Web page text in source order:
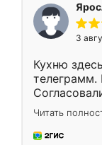
3
Кухню
телеграмм.
недели
довольны
мебель за
Читать